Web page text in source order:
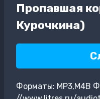
Пропавшая
Курочкина)
Форматы: MP3,M4B